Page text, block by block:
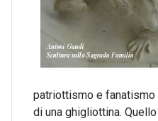
patriottismo e
di una ghigliottina.